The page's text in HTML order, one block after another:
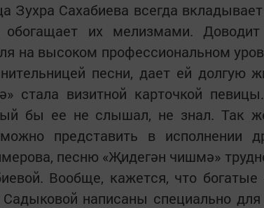
Зухра Сахабиева всегда
обогащает их мелизмами.
на высоком профессиональном
песни, дает ей долгую
стала визитной карточкой
бы ее не слышал, не знал. Так
представить в исполнении
песню «Җидегән чишмә»
Вообще, кажется, что
написаны специально